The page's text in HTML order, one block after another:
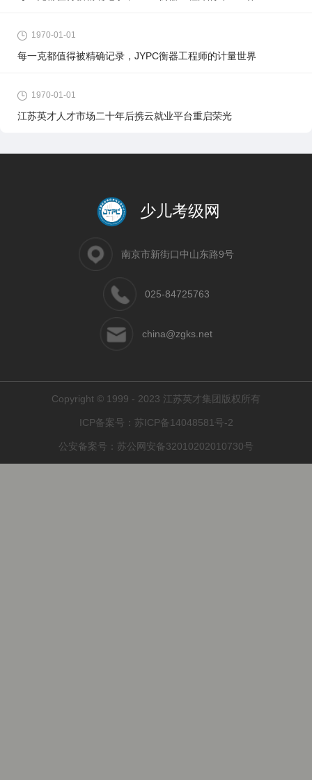
1970-01-01
每一克都值得被精确记录，JYPC衡器工程师的计量世界
1970-01-01
江苏英才人才市场二十年后携云就业平台重启荣光
少儿考级网
南京市新街口中山东路9号
025-84725763
china@zgks.net
Copyright © 1999 - 2023 江苏英才集团版权所有
ICP备案号： 苏ICP备14048581号-2
公安备案号： 苏公网安备32010202010730号